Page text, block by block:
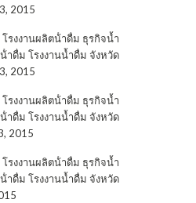
2015
โรงงานผลิตน้ําดื่ม ธุรกิจน้ำ
าดื่ม โรงงานน้ำดื่ม จังหวัด
2015
โรงงานผลิตน้ําดื่ม ธุรกิจน้ำ
าดื่ม โรงงานน้ำดื่ม จังหวัด
2015
โรงงานผลิตน้ําดื่ม ธุรกิจน้ำ
าดื่ม โรงงานน้ำดื่ม จังหวัด